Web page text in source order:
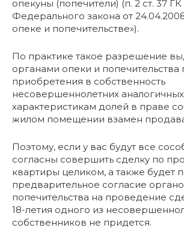
опекуны (попечители) (п. 2 ст. 37 ГК
Федерального закона от
опеке и попечительстве»).
По практике такое разрешение
органами опеки и попечительства
приобретения в собственность
несовершеннолетних
характеристикам долей в праве
жилом помещении взамен
Поэтому, если у вас будут все
согласны совершить сделку по
квартиры целиком, а также будет
предварительное согласие
попечительства на проведение
18-летия одного из
собственников не придется.